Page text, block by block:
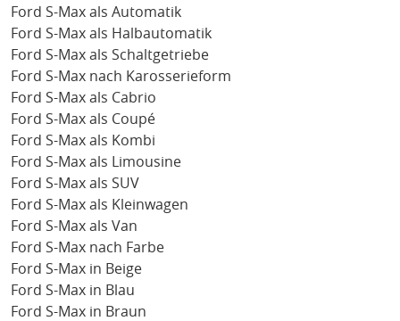
Ford S-Max als Automatik
Ford S-Max als Halbautomatik
Ford S-Max als Schaltgetriebe
Ford S-Max nach Karosserieform
Ford S-Max als Cabrio
Ford S-Max als Coupé
Ford S-Max als Kombi
Ford S-Max als Limousine
Ford S-Max als SUV
Ford S-Max als Kleinwagen
Ford S-Max als Van
Ford S-Max nach Farbe
Ford S-Max in Beige
Ford S-Max in Blau
Ford S-Max in Braun